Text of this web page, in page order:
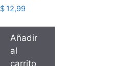
$12,99
Añadir
al
carrito